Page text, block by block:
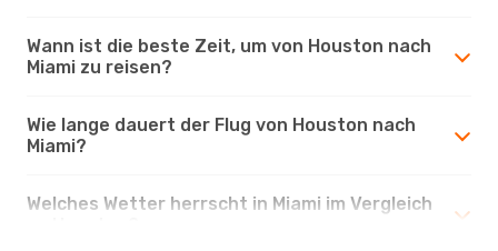
Wann ist die beste Zeit, um von Houston nach
Miami zu reisen?
Wie lange dauert der Flug von Houston nach
Miami?
Welches Wetter herrscht in Miami im Vergleich